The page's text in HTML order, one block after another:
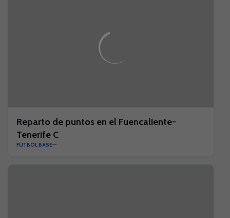
Reparto de puntos en el Fuencaliente-
Tenerife C
FÚTBOL BASE